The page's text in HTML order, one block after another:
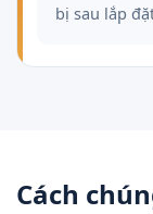
bị sau lắp
Cách